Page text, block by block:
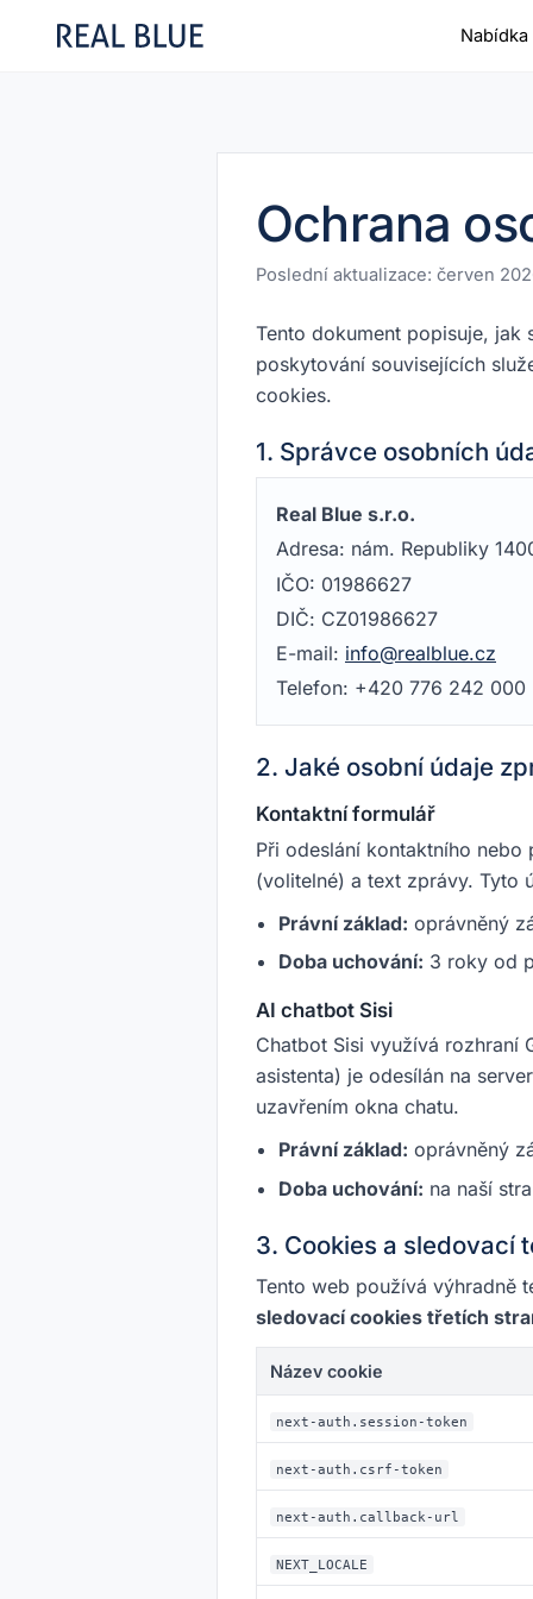
Ochrana
Poslední aktualizace: červen
Tento dokument popisuje, jak
poskytování souvisejících
cookies.
1. Správce osobních
Real Blue s.r.o.
Adresa: nám. Republiky
IČO: 01986627
DIČ: CZ01986627
E-mail: info@realblue.cz
Telefon: +420 776 242 000
2. Jaké osobní údaje
Kontaktní formulář
Při odeslání kontaktního
(volitelné) a text zprávy. Tyto
Právní základ: oprávněný
Doba uchování: 3 roky od
AI chatbot Sisi
Chatbot Sisi využívá rozhraní
asistenta) je odesílán na
uzavřením okna chatu.
Právní základ: oprávněný
Doba uchování: na naší
3. Cookies a sledovací
Tento web používá výhradně
sledovací cookies třetích
Název cookie
next-auth.session-token
next-auth.csrf-token
next-auth.callback-url
NEXT_LOCALE